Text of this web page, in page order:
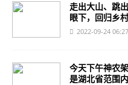
走出大山、跳
眼下，回归乡
2022-09-24
今天下午神农
是湖北省范围